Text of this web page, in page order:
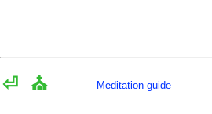
⏎ ⛪ Meditation guide